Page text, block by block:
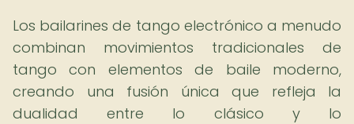
Los bailarines de tango electrónico a menudo
combinan movimientos tradicionales de
tango con elementos de baile moderno,
creando una fusión única que refleja la
dualidad entre lo clásico y lo